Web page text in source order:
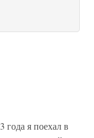
года я поехал в